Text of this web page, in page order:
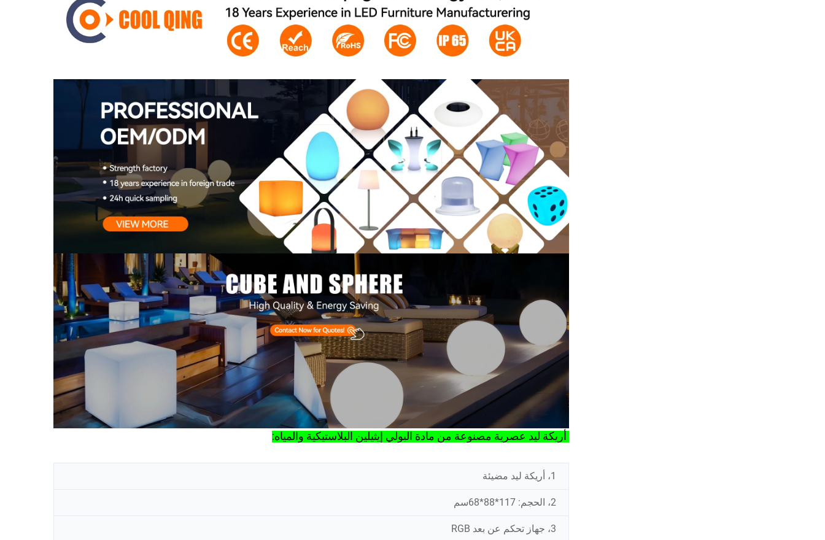
أريكة ليد عصرية مصنوعة من مادة البولي إيثيلين البلاستيكية والمياه:
1، أريكة ليد مضيئة
2، الحجم: 117*88*68سم
3، جهاز تحكم عن بعد RGB